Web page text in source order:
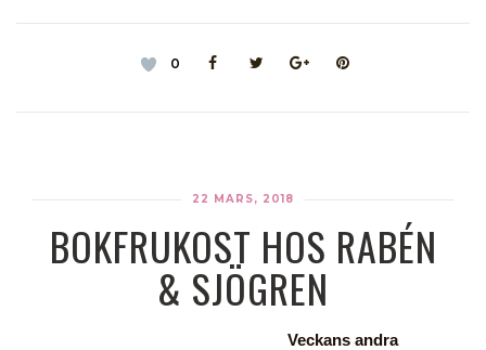
0
22 MARS, 2018
BOKFRUKOST HOS RABÉN
& SJÖGREN
Veckans andra